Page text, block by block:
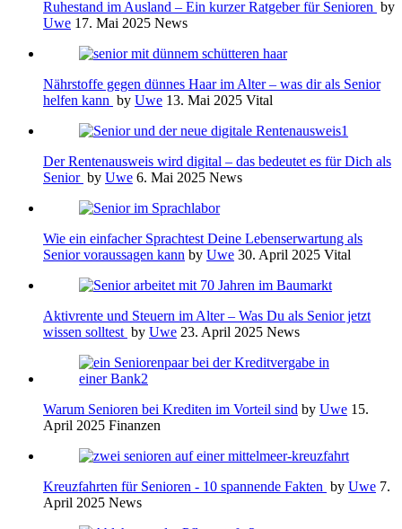
Ruhestand im Ausland – Ein kurzer Ratgeber für Senioren by
Uwe 17. Mai 2025 News
Nährstoffe gegen dünnes Haar im Alter – was dir als Senior
helfen kann by Uwe 13. Mai 2025 Vital
Der Rentenausweis wird digital – das bedeutet es für Dich als
Senior by Uwe 6. Mai 2025 News
Wie ein einfacher Sprachtest Deine Lebenserwartung als
Senior voraussagen kann by Uwe 30. April 2025 Vital
Aktivrente und Steuern im Alter – Was Du als Senior jetzt
wissen solltest by Uwe 23. April 2025 News
Warum Senioren bei Krediten im Vorteil sind by Uwe 15.
April 2025 Finanzen
Kreuzfahrten für Senioren - 10 spannende Fakten by Uwe 7.
April 2025 News